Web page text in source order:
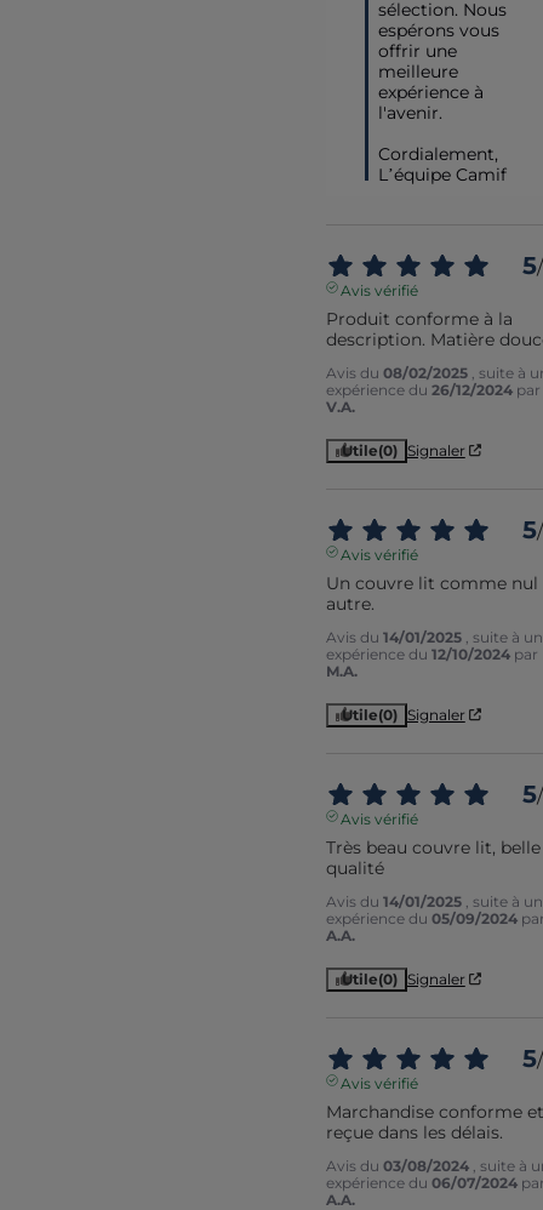
sélection. Nous
espérons vous
offrir une
meilleure
expérience à
l'avenir.
Cordialement,
L’équipe Camif
5/
Avis vérifié
Produit conforme à la
description. Matière
Avis du 08/02/2025
, suite à
expérience du 26/12/2024 par
V.A.
Utile(0) Signaler
5/
Avis vérifié
Un couvre lit comme nul
autre.
Avis du 14/01/2025
, suite à
expérience du 12/10/2024 par
M.A.
Utile(0) Signaler
5/
Avis vérifié
Très beau couvre lit, belle
qualité
Avis du 14/01/2025
, suite à
expérience du 05/09/2024
A.A.
Utile(0) Signaler
5/
Avis vérifié
Marchandise conforme et
reçue dans les délais.
Avis du 03/08/2024
, suite à
expérience du 06/07/2024
A.A.